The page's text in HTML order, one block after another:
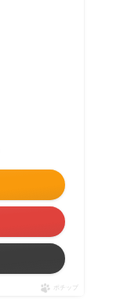
ポチップ